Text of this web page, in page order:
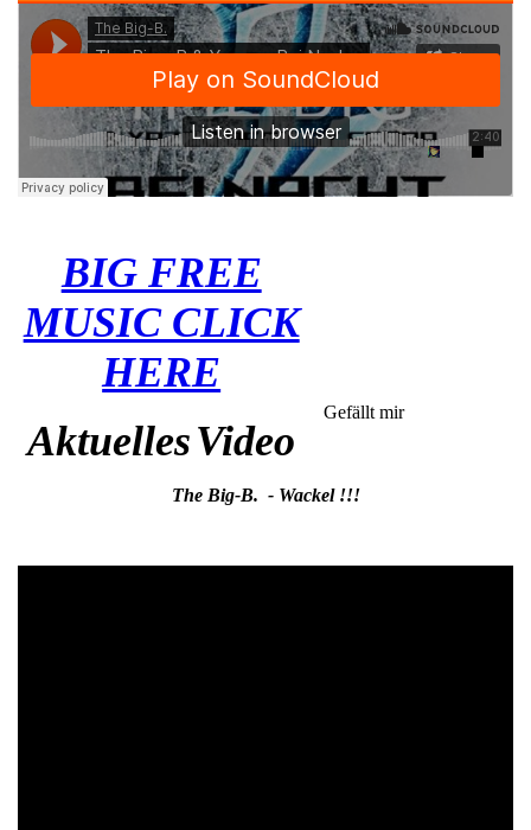
Gefällt mir
BIG FREE
MUSIC CLICK
HERE
AktuellesVideo
The Big-B. - Wackel !!!